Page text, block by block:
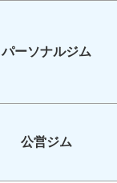
パーソナルジム
公営ジム